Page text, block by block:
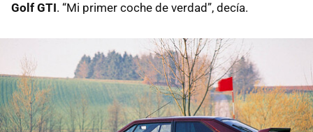
Golf GTI. “Mi primer coche de verdad”, decía.